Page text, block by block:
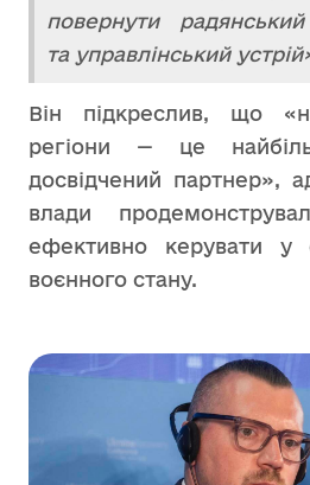
повернути
та управлінський
Він підкреслив, що
регіони — це
досвідчений партнер»,
влади
ефективно керувати у
воєнного стану.